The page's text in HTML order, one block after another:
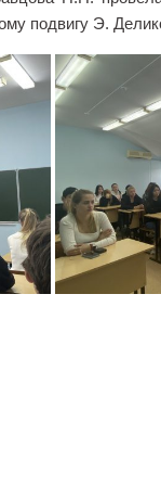
подвигу Э.